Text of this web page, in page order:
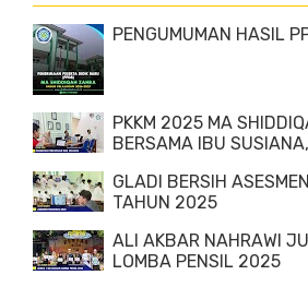
PENGUMUMAN HASIL
PKKM 2025 MA
BERSAMA IBU
GLADI BERSIH
TAHUN 2025
ALI AKBAR NAHRAWI
LOMBA PENSIL 2025